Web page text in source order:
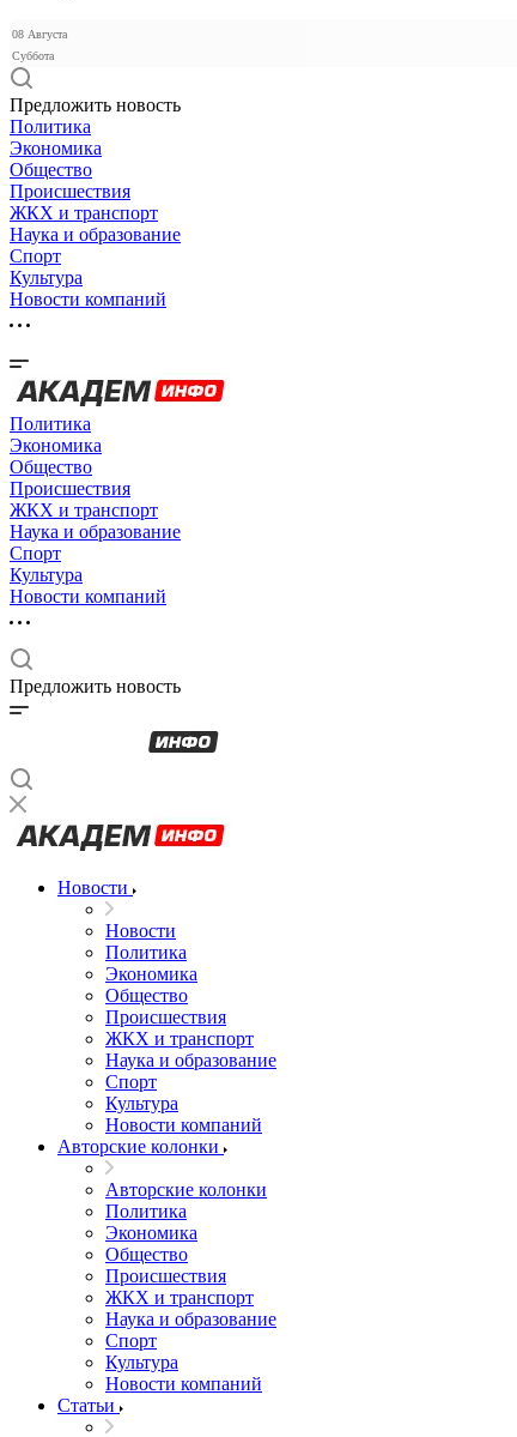
08 Августа
Суббота
Предложить новость
Политика
Экономика
Общество
Происшествия
ЖКХ и транспорт
Наука и образование
Спорт
Культура
Новости компаний
Политика
Экономика
Общество
Происшествия
ЖКХ и транспорт
Наука и образование
Спорт
Культура
Новости компаний
Предложить новость
Новости
Новости
Политика
Экономика
Общество
Происшествия
ЖКХ и транспорт
Наука и образование
Спорт
Культура
Новости компаний
Авторские колонки
Авторские колонки
Политика
Экономика
Общество
Происшествия
ЖКХ и транспорт
Наука и образование
Спорт
Культура
Новости компаний
Статьи